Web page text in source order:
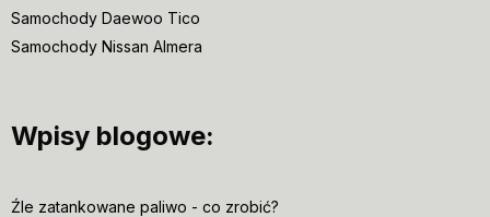
Samochody Daewoo Tico
Samochody Nissan Almera
Wpisy blogowe:
Źle zatankowane paliwo - co zrobić?